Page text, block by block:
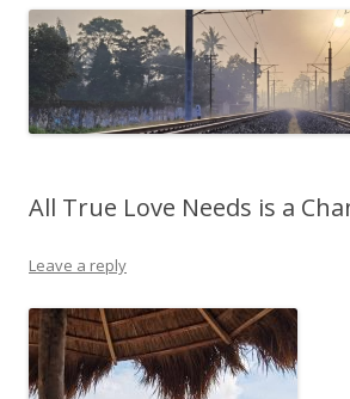
All True Love Needs is a
Leave a reply